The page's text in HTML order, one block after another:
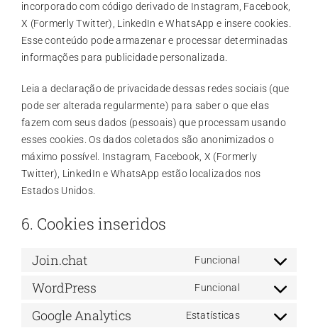
incorporado com código derivado de Instagram, Facebook,
X (Formerly Twitter), LinkedIn e WhatsApp e insere cookies.
Esse conteúdo pode armazenar e processar determinadas
informações para publicidade personalizada.
Leia a declaração de privacidade dessas redes sociais (que
pode ser alterada regularmente) para saber o que elas
fazem com seus dados (pessoais) que processam usando
esses cookies. Os dados coletados são anonimizados o
máximo possível. Instagram, Facebook, X (Formerly
Twitter), LinkedIn e WhatsApp estão localizados nos
Estados Unidos.
6. Cookies inseridos
Join.chat Funcional
Consent
join.chat
WordPress Funcional
Consent
Google Analytics Estatísticas
Consent